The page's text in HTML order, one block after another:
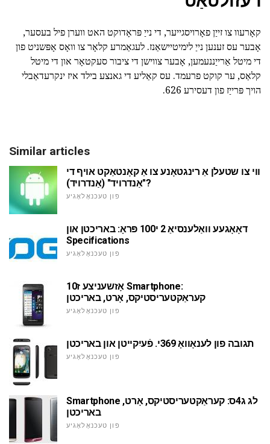
קאָרעוו צו זייַן פאָרויסגייער, די נייַ פּראָדוקט האט ווערן פיל בעסער,
אָבער עס זענען נייַ לימיטיישאַנז. לעגאַמרע קלאָר צו וואָס אָפּשניט פון
די מיטל אַרייַננעמען, אָבער צווישן די ציבור סעקטאָר און די מיטל
קלאַס, ער קוקט פרעמד. עס קאַליע די גאנצע בילד איז ינקרעדאַבלי
הויך פּרייַז פון דעסירע 626.
Similar articles
ווי צו שטעלן אַ רינגטאָנע צו אַ קאָנטאַקט אויף די
"אַנדרויד" (אַנדרויד)?
פון טעכנאָלאָגיע
דאָאָגעע וואַלענסיאַ 2 י100 פּראָ: באריכטן און
Specifications
פון טעכנאָלאָגיע
אָזשעניצע ז10 Smartphone:
קעראַקטעריסטיקס, אָרט, באריכטן
פון טעכנאָלאָגיע
תגובה פון לענאָוואָ 369י. פֿעיִקייטן און באריכטן
פון טעכנאָלאָגיע
Smartphone לג ג4ס: קעראַקטעריסטיקס, אָרט,
באריכטן
פון טעכנאָלאָגיע